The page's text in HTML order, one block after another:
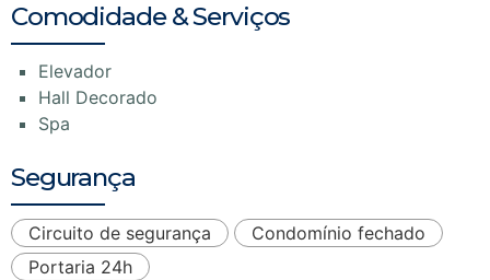
Comodidade & Serviços
Elevador
Hall Decorado
Spa
Segurança
Circuito de segurança
Condomínio fechado
Portaria 24h